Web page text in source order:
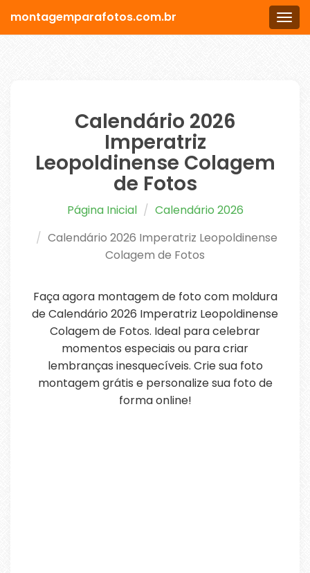
Menu
montagemparafotos.com.br
Calendário 2026
Imperatriz
Leopoldinense Colagem
de Fotos
Página Inicial
Calendário 2026
Calendário 2026 Imperatriz Leopoldinense
Colagem de Fotos
Faça agora montagem de foto com moldura
de Calendário 2026 Imperatriz Leopoldinense
Colagem de Fotos. Ideal para celebrar
momentos especiais ou para criar
lembranças inesquecíveis. Crie sua foto
montagem grátis e personalize sua foto de
forma online!